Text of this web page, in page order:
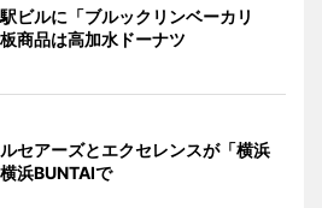
ビルに「ブルックリンベーカリ
商品は高加水ドーナツ
セアーズとエクセレンスが「横浜
浜BUNTAIで